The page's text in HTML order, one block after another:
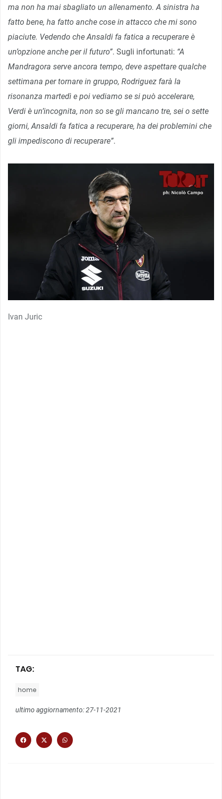
ma non ha mai sbagliato un allenamento. A sinistra ha
fatto bene, ha fatto anche cose in attacco che mi sono
piaciute. Vedendo che Ansaldi fa fatica a recuperare è
un’opzione anche per il futuro”. Sugli infortunati: “A
Mandragora serve ancora tempo, deve aspettare qualche
settimana per tornare in gruppo, Rodriguez farà la
risonanza martedì e poi vediamo se si può accelerare,
Verdi è un’incognita, non so se gli mancano tre, sei o sette
giorni, Ansaldi fa fatica a recuperare, ha dei problemini che
gli impediscono di recuperare”.
Ivan Juric
TAG:
home
ultimo aggiornamento: 27-11-2021